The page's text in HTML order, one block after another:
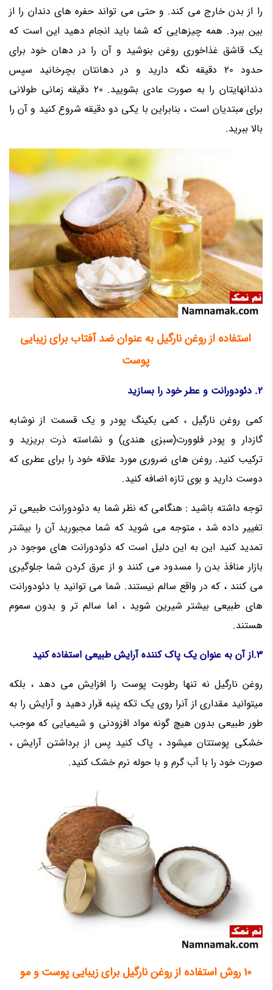
را از بدن خارج می کند. و حتی می تواند حفره های دندان را از
بین ببرد. همه چیزهایی که شما باید انجام دهید این است که
یک قاشق غذاخوری روغن بنوشید و آن را در دهان خود برای
حدود 20 دقیقه نگه دارید و در دهانتان بچرخانید سپس
دندانهایتان را به صورت عادی بشویید. 20 دقیقه زمانی طولانی
برای مبتدیان است ، بنابراین با یکی دو دقیقه شروع کنید و آن را
بالا ببرید.
استفاده از روغن نارگیل به عنوان ضد آفتاب برای زیبایی
پوست
2. دئودورانت و عطر خود را بسازید
کمی روغن نارگیل ، کمی بکینگ پودر و یک قسمت از نوشابه
گازدار و پودر فلوورت(سبزی هندی) و نشاسته ذرت بریزید و
ترکیب کنید. روغن های ضروری مورد علاقه خود را برای عطری که
دوست دارید و بوی تازه اضافه کنید.
توجه داشته باشید : هنگامی که نظر شما به دئودورانت طبیعی تر
تغییر داده شد ، متوجه می شوید که شما مجبورید آن را بیشتر
تمدید کنید این به این دلیل است که دئودورانت های موجود در
بازار منافذ بدن را مسدود می کنند و از عرق کردن شما جلوگیری
می کنند ، که در واقع سالم نیستند. شما می توانید با دئودورانت
های طبیعی بیشتر شیرین شوید ، اما سالم تر و بدون سموم
هستند.
3.از آن به عنوان یک پاک کننده آرایش طبیعی استفاده کنید
روغن نارگیل نه تنها رطوبت پوست را افزایش می دهد ، بلکه
میتوانید مقداری از آنرا روی یک تکه پنبه قرار دهید و آرایش را به
طور طبیعی بدون هیچ گونه مواد افزودنی و شیمیایی که موجب
خشکی پوستتان میشود ، پاک کنید پس از برداشتن آرایش ،
صورت خود را با آب گرم و با حوله نرم خشک کنید.
10 روش استفاده از روغن نارگیل برای زیبایی پوست و مو